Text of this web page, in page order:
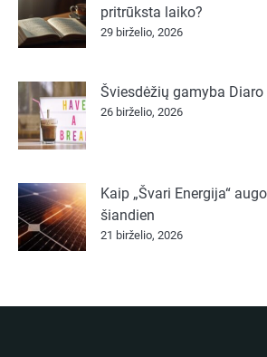
pritrūksta laiko?
29 birželio, 2026
Šviesdėžių gamyba
26 birželio, 2026
Kaip „Švari Energija“
šiandien
21 birželio, 2026